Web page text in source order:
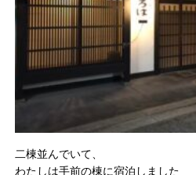
二棟並んでいて、
わたしは手前の棟に宿泊しました